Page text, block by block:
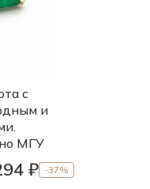
с
и
МГУ
₽ -37%